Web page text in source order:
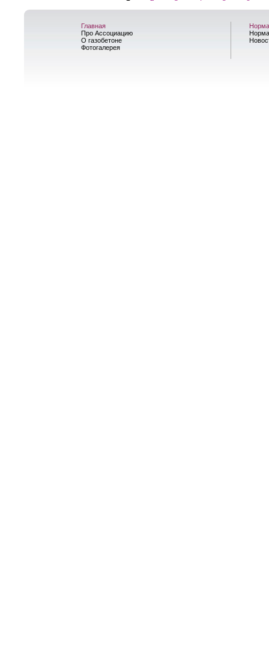
Главная
Про Ассоциацию
О газобетоне
Фотогалерея